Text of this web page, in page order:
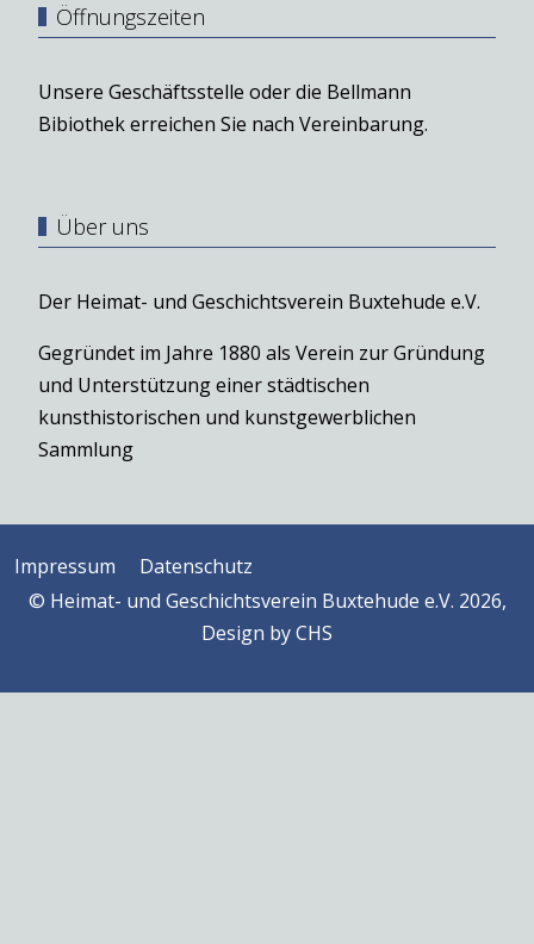
Öffnungszeiten
Unsere Geschäftsstelle oder die Bellmann
Bibiothek erreichen Sie nach Vereinbarung.
Über uns
Der Heimat- und Geschichtsverein Buxtehude e.V.
Gegründet im Jahre 1880 als Verein zur Gründung
und Unterstützung einer städtischen
kunsthistorischen und kunstgewerblichen
Sammlung
Impressum
Datenschutz
© Heimat- und Geschichtsverein Buxtehude e.V. 2026,
Design byCHS